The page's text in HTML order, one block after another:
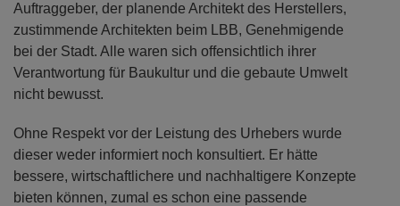
Auftraggeber, der planende Architekt des Herstellers,
zustimmende Architekten beim LBB, Genehmigende
bei der Stadt. Alle waren sich offensichtlich ihrer
Verantwortung für Baukultur und die gebaute Umwelt
nicht bewusst.
Ohne Respekt vor der Leistung des Urhebers wurde
dieser weder informiert noch konsultiert. Er hätte
bessere, wirtschaftlichere und nachhaltigere Konzepte
bieten können, zumal es schon eine passende